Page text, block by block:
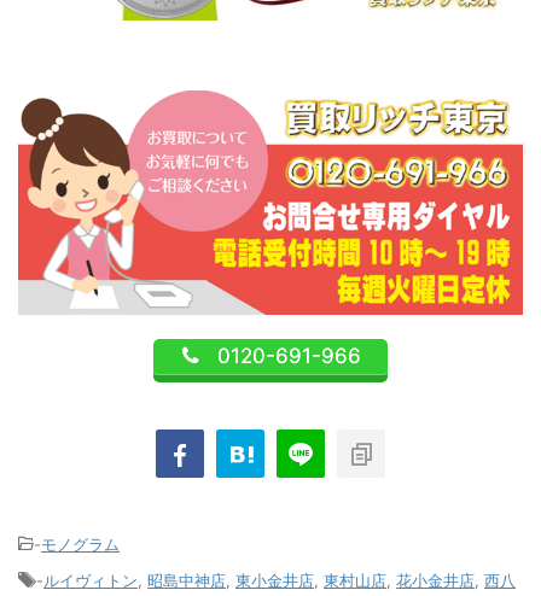
0120-691-966
-モノグラム
-ルイヴィトン 昭島中神店 東小金井店 東村山店 花小金井店 西八